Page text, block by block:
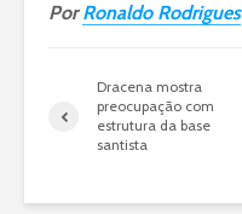
PorRonaldo Rodrigues
Dracena mostra
preocupação com
estrutura da base
santista